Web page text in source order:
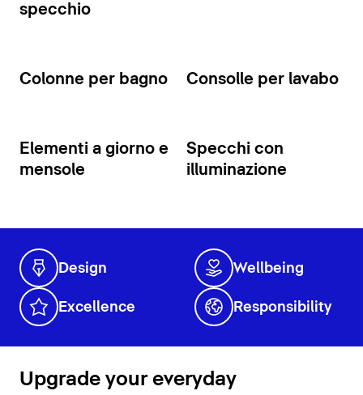
specchio
Colonne per bagno Consolle per lavabo
Elementi a giorno e
mensole
Specchi con
illuminazione
Design Wellbeing
Excellence Responsibility
Upgrade your everyday